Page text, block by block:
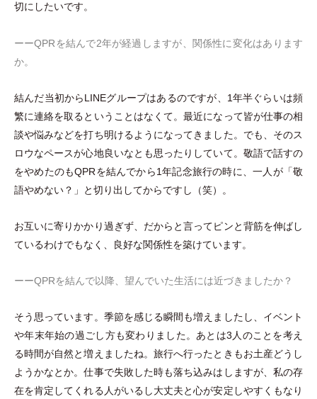
切にしたいです。
ーーQPRを結んで2年が経過しますが、関係性に変化はあります
か。
結んだ当初からLINEグループはあるのですが、1年半ぐらいは頻
繁に連絡を取るということはなくて。最近になって皆が仕事の相
談や悩みなどを打ち明けるようになってきました。でも、そのス
ロウなペースが心地良いなとも思ったりしていて。敬語で話すの
をやめたのもQPRを結んでから1年記念旅行の時に、一人が「敬
語やめない？ 」 と切り出してからですし （笑） 。
お互いに寄りかかり過ぎず、だからと言ってピンと背筋を伸ばし
ているわけでもなく、良好な関係性を築けています。
ーーQPRを結んで以降、望んでいた生活には近づきましたか？
そう思っています。季節を感じる瞬間も増えましたし、イベント
や年末年始の過ごし方も変わりました。あとは3人のことを考え
る時間が自然と増えましたね。旅行へ行ったときもお土産どうし
ようかなとか。仕事で失敗した時も落ち込みはしますが、私の存
在を肯定してくれる人がいるし大丈夫と心が安定しやすくもなり